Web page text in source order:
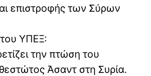
επιστροφής των Σύρων
ΥΠΕΞ:
την πτώση του
Άσαντ στη Συρία.